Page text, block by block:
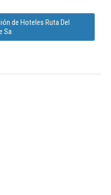
de Hoteles Ruta Del
Sa